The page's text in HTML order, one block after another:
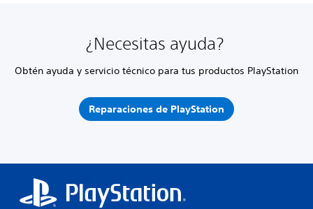
¿Necesitas ayuda?
Obtén ayuda y servicio técnico para tus productos PlayStation
Reparaciones de PlayStation